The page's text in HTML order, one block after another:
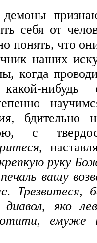
себя от
понять, что
наших
когда
нибудь
бдительно
с
руку
вашу
Трезвитеся,
яко
емуже